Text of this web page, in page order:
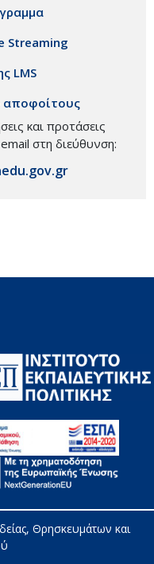
Streaming
LMS
και προτάσεις
στη διεύθυνση:
Θρησκευμάτων και